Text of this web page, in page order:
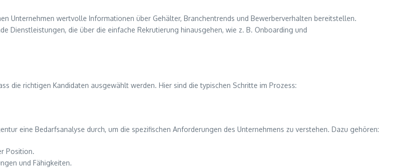
Unternehmen wertvolle Informationen über Gehälter, Branchentrends und Bewerberverhalten bereitstellen.
Dienstleistungen, die über die einfache Rekrutierung hinausgehen, wie z. B. Onboarding und
die richtigen Kandidaten ausgewählt werden. Hier sind die typischen Schritte im Prozess:
eine Bedarfsanalyse durch, um die spezifischen Anforderungen des Unternehmens zu verstehen. Dazu gehören:
Position.
und Fähigkeiten.